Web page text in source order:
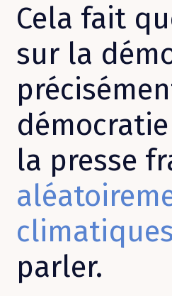
Cela fait
sur la
la presse
climatiques
parler.